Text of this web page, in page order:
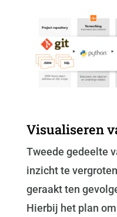
Visualiseren
Tweede gedeelte
inzicht te
geraakt ten
Hierbij het plan